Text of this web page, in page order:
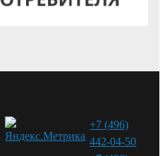
+7 (496)
442-04-50